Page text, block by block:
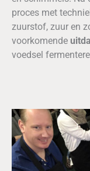
proces met
zuurstof, zuur en
voorkomende
voedsel